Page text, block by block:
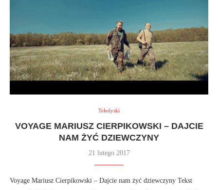
Teledyski
VOYAGE MARIUSZ CIERPIKOWSKI – DAJCIE
NAM ŻYĆ DZIEWCZYNY
21 lutego 2017
Voyage Mariusz Cierpikowski – Dajcie nam żyć dziewczyny Tekst